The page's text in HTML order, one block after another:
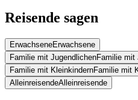
Reisende sagen
ErwachseneErwachsene
Familie mit JugendlichenFamilie mit
Familie mit KleinkindernFamilie mit
AlleinreisendeAlleinreisende